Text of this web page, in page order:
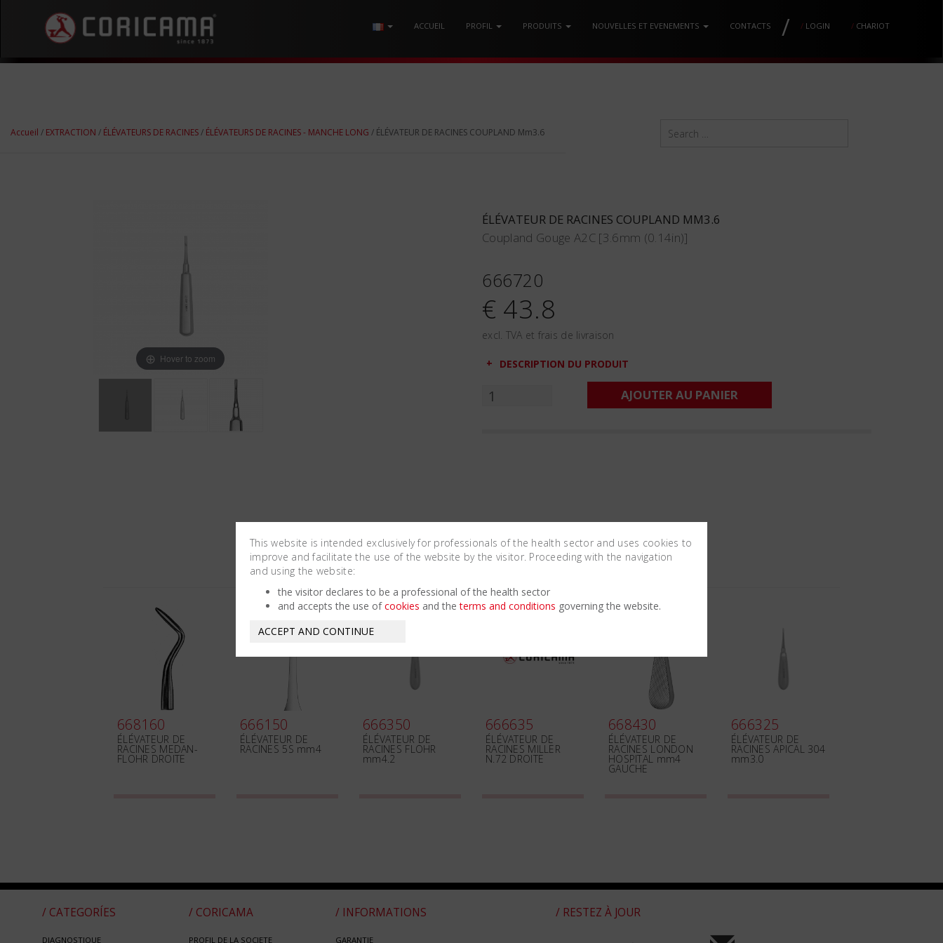
ACCUEIL PROFIL PRODUITS NOUVELLES ET EVENEMENTS CONTACTS / / LOGIN / CHARIOT
Accueil / EXTRACTION / ÉLÉVATEURS DE RACINES/ ÉLÉVATEURS DE RACINES - MANCHE LONG / ÉLÉVATEUR DE RACINES COUPLAND Mm3.6
Hover to zoom
ÉLÉVATEUR DE RACINES COUPLAND MM3.6
Coupland Gouge A2C [3.6mm (0.14in)]
666720
€ 43.8
excl. TVA et frais de livraison
DESCRIPTION DU PRODUIT
AJOUTER AU PANIER
668160
ÉLÉVATEUR DE
RACINES MEDAN-
FLOHR DROITE
666150
ÉLÉVATEUR DE
RACINES 5S mm4
666350
ÉLÉVATEUR DE
RACINES FLOHR
mm4.2
666635
ÉLÉVATEUR DE
RACINES MILLER
N.72 DROITE
668430
ÉLÉVATEUR DE
RACINES LONDON
HOSPITAL mm4
GAUCHE
666325
ÉLÉVATEUR DE
RACINES APICAL 304
mm3.0
/ CATEGORÍES
DIAGNOSTIQUE
/ CORICAMA
PROFIL DE LA SOCIETE
/ INFORMATIONS
GARANTIE
/ RESTEZ À JOUR
This website is intended exclusively for professionals of the health sector and uses cookies to
improve and facilitate the use of the website by the visitor. Proceeding with the navigation
and using the website:
the visitor declares to be a professional of the health sector
and accepts the use ofcookies and theterms and conditions governing the website.
ACCEPT AND CONTINUE